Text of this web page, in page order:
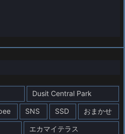
Dusit Central Park
SNS SSD おまかせ
エカマイテラス